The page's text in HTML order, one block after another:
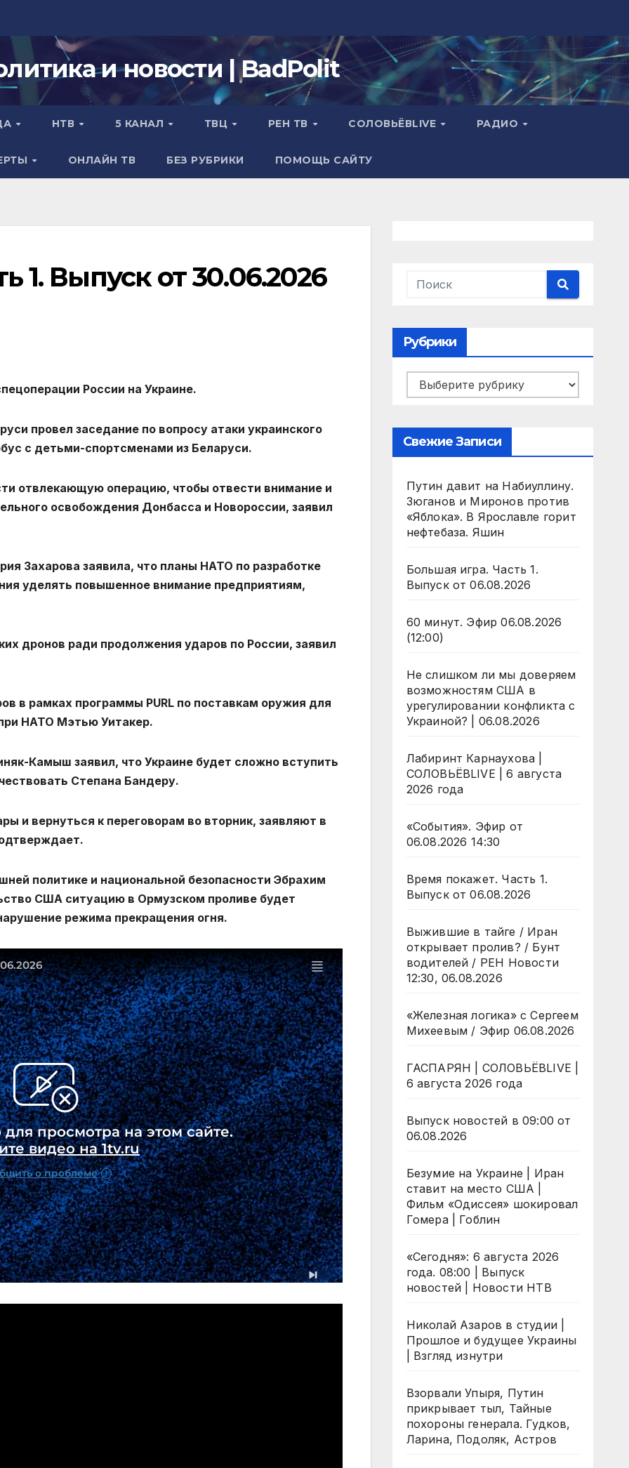
и новости | BadPolit
НТВ 5 КАНАЛ ТВЦ РЕН ТВ СОЛОВЬЁВLIVE РАДИО
ОНЛАЙН ТВ БЕЗ РУБРИКИ ПОМОЩЬ САЙТУ
1. Выпуск от 30.06.2026
России на Украине.
провел заседание по вопросу атаки украинского
с детьми-спортсменами из Беларуси.
отвлекающую операцию, чтобы отвести внимание и
освобождения Донбасса и Новороссии, заявил
Захарова заявила, что планы НАТО по разработке
уделять повышенное внимание предприятиям,
дронов ради продолжения ударов по России, заявил
в рамках программы PURL по поставкам оружия для
НАТО Мэтью Уитакер.
Камыш заявил, что Украине будет сложно вступить
Степана Бандеру.
и вернуться к переговорам во вторник, заявляют в
политике и национальной безопасности Эбрахим
США ситуацию в Ормузском проливе будет
режима прекращения огня.
Рубрики
Рубрики
Свежие Записи
Путин давит на Набиуллину.
Зюганов и Миронов против
«Яблока». В Ярославле горит
нефтебаза. Яшин
Большая игра. Часть 1.
Выпуск от 06.08.2026
60 минут. Эфир 06.08.2026
(12:00)
Не слишком ли мы доверяем
возможностям США в
урегулировании конфликта с
Украиной? | 06.08.2026
Лабиринт Карнаухова |
СОЛОВЬЁВLIVE | 6 августа
2026 года
«События». Эфир от
06.08.2026 14:30
Время покажет. Часть 1.
Выпуск от 06.08.2026
Выжившие в тайге / Иран
открывает пролив? / Бунт
водителей / РЕН Новости
12:30, 06.08.2026
«Железная логика» с Сергеем
Михеевым / Эфир 06.08.2026
ГАСПАРЯН | СОЛОВЬЁВLIVE |
6 августа 2026 года
Выпуск новостей в 09:00 от
06.08.2026
Безумие на Украине | Иран
ставит на место США |
Фильм «Одиссея» шокировал
Гомера | Гоблин
«Сегодня»: 6 августа 2026
года. 08:00 | Выпуск
новостей | Новости НТВ
Николай Азаров в студии |
Прошлое и будущее Украины
| Взгляд изнутри
Взорвали Упыря, Путин
прикрывает тыл, Тайные
похороны генерала. Гудков,
Ларина, Подоляк, Астров